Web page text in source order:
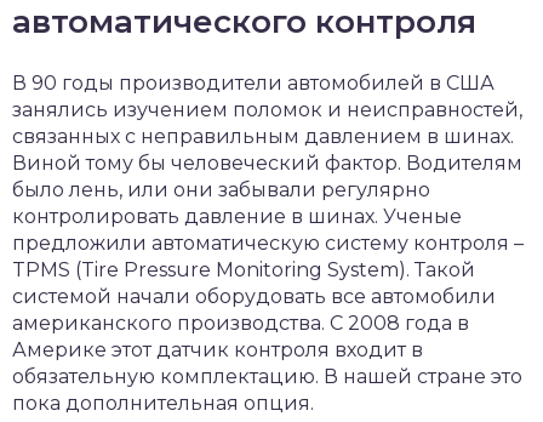
автоматического контроля
В 90 годы производители автомобилей в США
занялись изучением поломок и неисправностей,
связанных с неправильным давлением в шинах.
Виной тому бы человеческий фактор. Водителям
было лень, или они забывали регулярно
контролировать давление в шинах. Ученые
предложили автоматическую систему контроля –
TPMS (Tire Pressure Monitoring System). Такой
системой начали оборудовать все автомобили
американского производства. С 2008 года в
Америке этот датчик контроля входит в
обязательную комплектацию. В нашей стране это
пока дополнительная опция.